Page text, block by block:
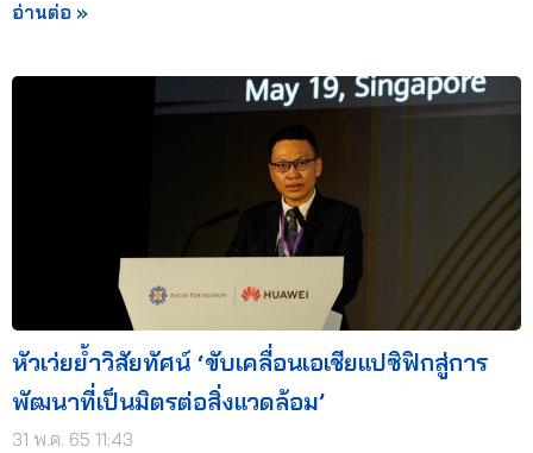
อ่านต่อ »
หัวเว่ยย้ำวิสัยทัศน์ ‘ขับเคลื่อนเอเชียแปซิฟิกสู่การ
พัฒนาที่เป็นมิตรต่อสิ่งแวดล้อม’
31 พ.ค. 65 11:43